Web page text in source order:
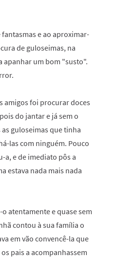
e ao aproximar-
de guloseimas, na
apanhar um bom "susto".
amigos foi procurar doces
do jantar e já sem o
guloseimas que tinha
las com ninguém. Pouco
e de imediato pôs a
estava nada mais nada
atentamente e quase sem
contou à sua família o
em vão convencê-la que
pais a acompanhassem